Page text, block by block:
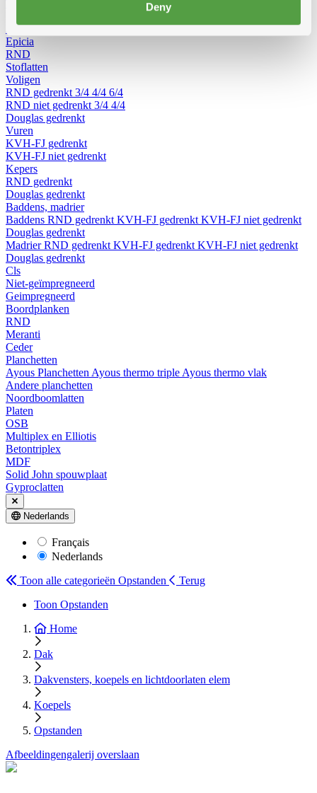
Deny
Pannelatten
Epicia
RND
Stoflatten
Voligen
RND gedrenkt 3/4 4/4 6/4
RND niet gedrenkt 3/4 4/4
Douglas gedrenkt
Vuren
KVH-FJ gedrenkt
KVH-FJ niet gedrenkt
Kepers
RND gedrenkt
Douglas gedrenkt
Baddens, madrier
Baddens RND gedrenkt KVH-FJ gedrenkt KVH-FJ niet gedrenkt
Douglas gedrenkt
MadrierRND gedrenkt KVH-FJ gedrenkt KVH-FJ niet gedrenkt
Douglas gedrenkt
Cls
Niet-geïmpregneerd
Geimpregneerd
Boordplanken
RND
Meranti
Ceder
Planchetten
Ayous Planchetten Ayous thermo triple Ayous thermo vlak
Andere planchetten
Noordboomlatten
Platen
OSB
Multiplex en Elliotis
Betontriplex
MDF
Solid John spouwplaat
Gyproclatten
Nederlands
Français
Nederlands
Toon alle categorieën Opstanden
Terug
Toon Opstanden
Home
Dak
Dakvensters, koepels en lichtdoorlaten elem
Koepels
Opstanden
Afbeeldingengalerij overslaan